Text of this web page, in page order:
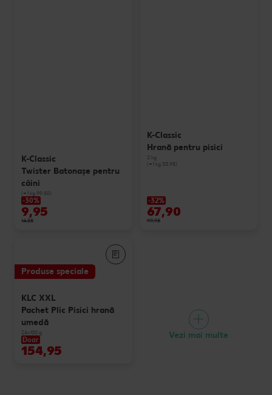
K-Classic
Twister Batonaşe pentru
câini
(=1 kg 99.50)
-30%
9,95
14,35
K-Classic
Hrană pentru pisici
2 kg
(=1 kg 33.95)
-32%
67,90
99,95
Produse speciale
KLC XXL
Pachet Plic Pisici hrană
umedă
24x100 g
Doar
154,95
Vezi mai multe